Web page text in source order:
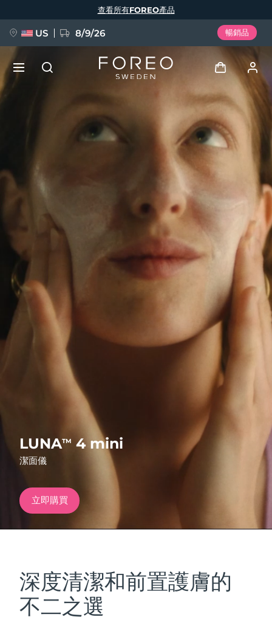
LUNATM 4 mini
潔面儀
立即購買
深度清潔和前置護膚的
不二之選
查看所有FOREO產品
US 8/9/26 暢銷品
登入
用戶信息
我的地址
我的訂閱
FAQ™ Pure Beauty-Tech Elixir
BREAKING NEWS
issa™ Teeth Whitening Set
紅光療法
面部清潔
English
Español
Français
Русский
Türkçe
繁體中文
發貨國家
美國 預計送達日期
英國 預計送達日期
預計送達日期
預計送達日期
預計送達日期
德國 預計送達日期
巴林 預計送達日期8/9/26